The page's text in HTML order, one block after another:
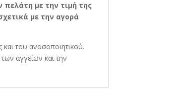
με την τιμή της
με την αγορά
του ανοσοποιητικού.
αγγείων και την